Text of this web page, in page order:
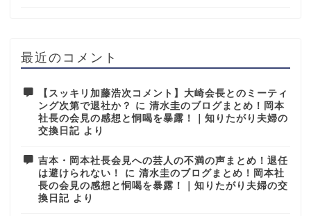
最近のコメント
【スッキリ加藤浩次コメント】大崎会長とのミーティ
ング次第で退社か？
に 清水圭のブログまとめ！岡本
社長の会見の感想と恫喝を暴露！｜知りたがり夫婦の
交換日記 より
吉本・岡本社長会見への芸人の不満の声まとめ！退任
は避けられない！
に 清水圭のブログまとめ！岡本社
長の会見の感想と恫喝を暴露！｜知りたがり夫婦の交
換日記 より